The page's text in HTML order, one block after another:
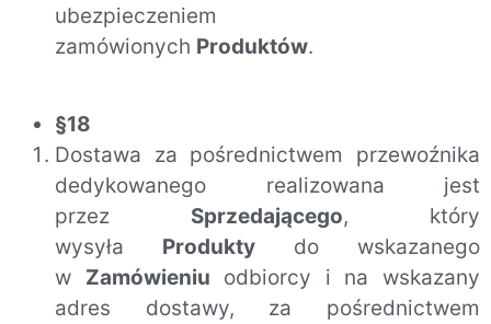
ubezpieczeniem
zamówionych Produktów.
§18
Dostawa za pośrednictwem przewoźnika
dedykowanego realizowana jest
przez Sprzedającego, który
wysyła Produkty do wskazanego
w Zamówieniu odbiorcy i na wskazany
adres dostawy, za pośrednictwem